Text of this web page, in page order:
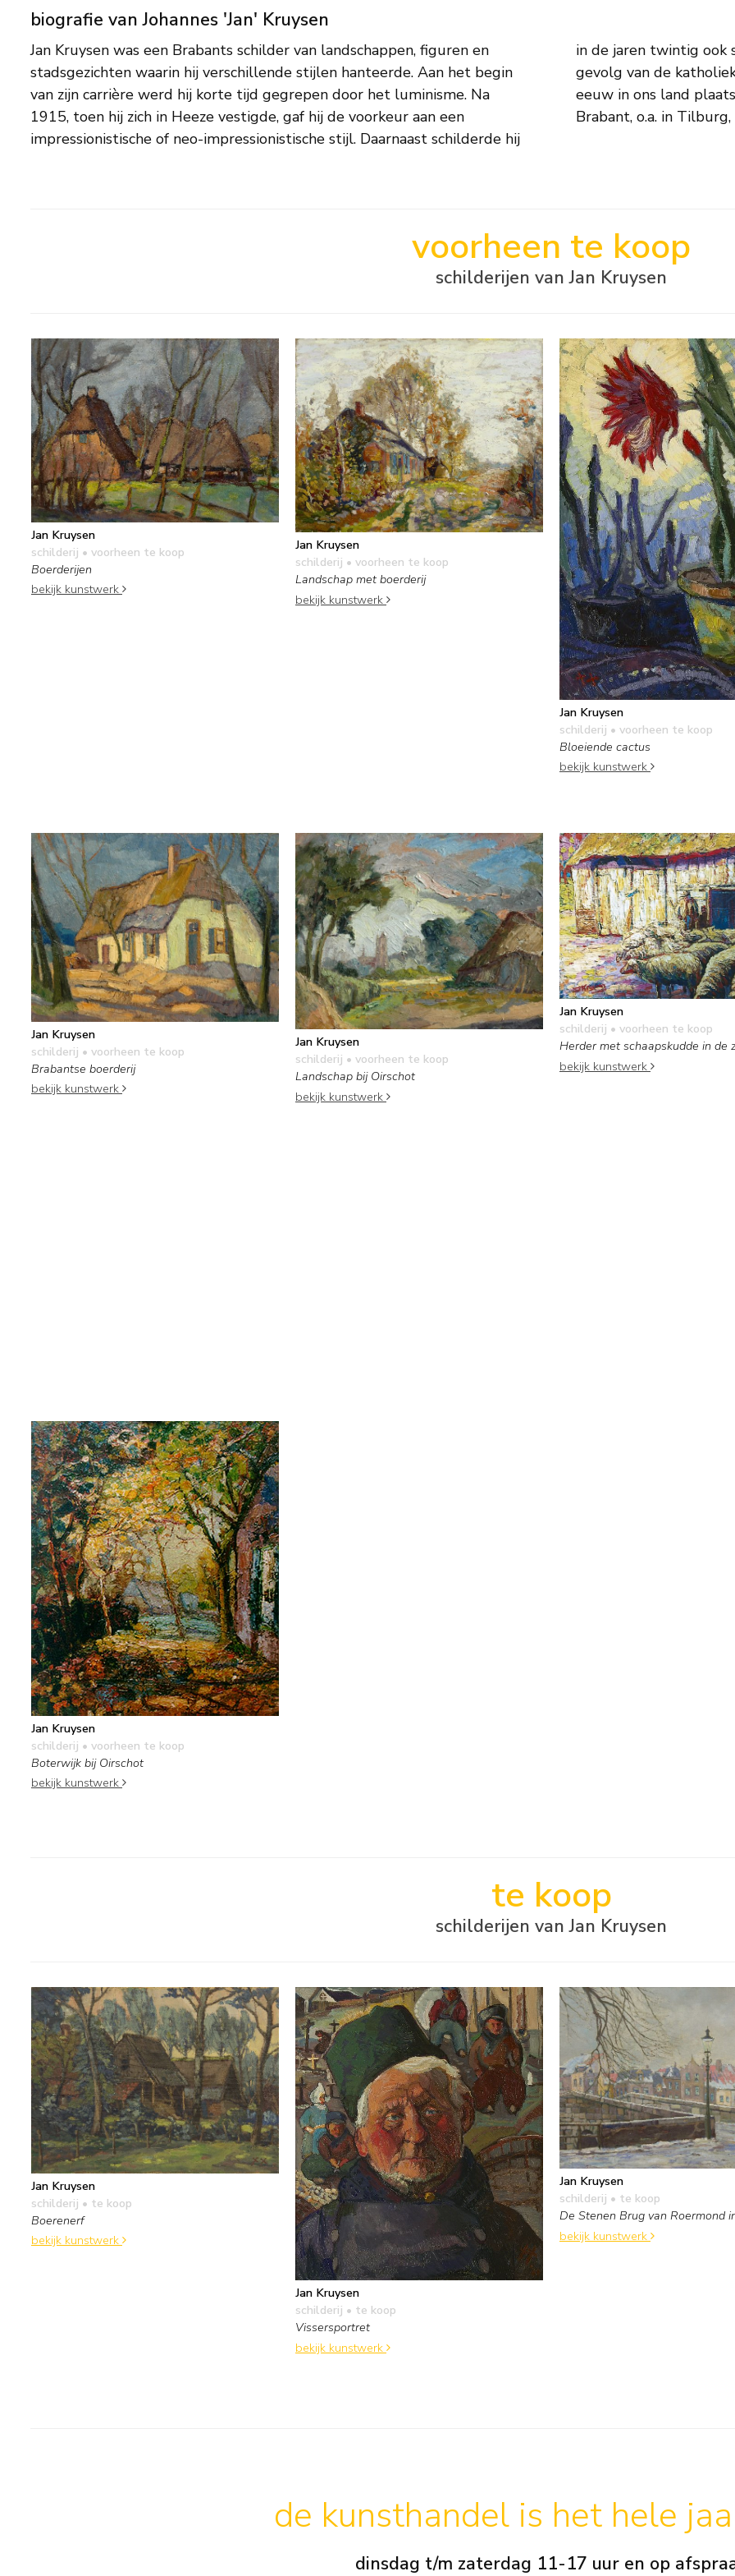
biografie van Johannes 'Jan' Kruysen
Jan Kruysen was een Brabants schilder van landschappen, figuren en
stadsgezichten waarin hij verschillende stijlen hanteerde. Aan het begin
van zijn carrière werd hij korte tijd gegrepen door het luminisme. Na
1915, toen hij zich in Heeze vestigde, gaf hij de voorkeur aan een
impressionistische of neo-impressionistische stijl. Daarnaast schilderde hij
in de jaren twintig ook symbolistische portretten en kruiswegstaties,
gevolg van de katholieke opleving die in de tweede helft van de 19e
eeuw in ons land plaatsvond. Kruysen woonde vrijwel zijn hele leven in
Brabant, o.a. in
voorheen te koop
schilderijen van Jan Kruysen
Jan Kruysen
schilderij • voorheen te koop
Boerderijen
bekijk kunstwerk
Jan Kruysen
schilderij • voorheen te koop
Landschap met boerderij
bekijk kunstwerk
Jan Kruysen
schilderij • voorheen te koop
Bloeiende cactus
bekijk kunstwerk
Jan Kruysen
schilderij • voorheen te koop
Brabantse boerderij
bekijk kunstwerk
Jan Kruysen
schilderij • voorheen te koop
Landschap bij Oirschot
bekijk kunstwerk
Jan Kruysen
schilderij • voorheen te koop
Herder met schaapskudde in de
bekijk kunstwerk
Jan Kruysen
schilderij • voorheen te koop
Boterwijk bij Oirschot
bekijk kunstwerk
te koop
schilderijen van Jan Kruysen
Jan Kruysen
schilderij • te koop
Boerenerf
bekijk kunstwerk
Jan Kruysen
schilderij • te koop
Vissersportret
bekijk kunstwerk
Jan Kruysen
schilderij • te koop
De Stenen Brug van Roermond
bekijk kunstwerk
de kunsthandel is het hele
dinsdag t/m zaterdag 11-17 uur en op